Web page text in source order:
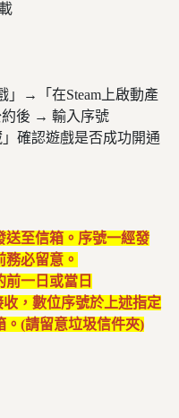
」→「在Steam上啟動產
約後 → 輸入序號
確認遊戲是否成功開通
至信箱。序號一經發
必留意。
一日或當日
，數位序號於上述指定
。(請留意垃圾信件夾)